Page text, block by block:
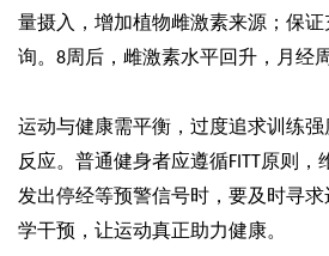
量摄入，增加植物雌激素来源；保
询。 8周后，雌激素水平回升，月经
运动与健康需平衡，过度追求训练强
反应。普通健身者应遵循FITT原则，
发出停经等预警信号时，要及时寻
学干预，让运动真正助力健康。